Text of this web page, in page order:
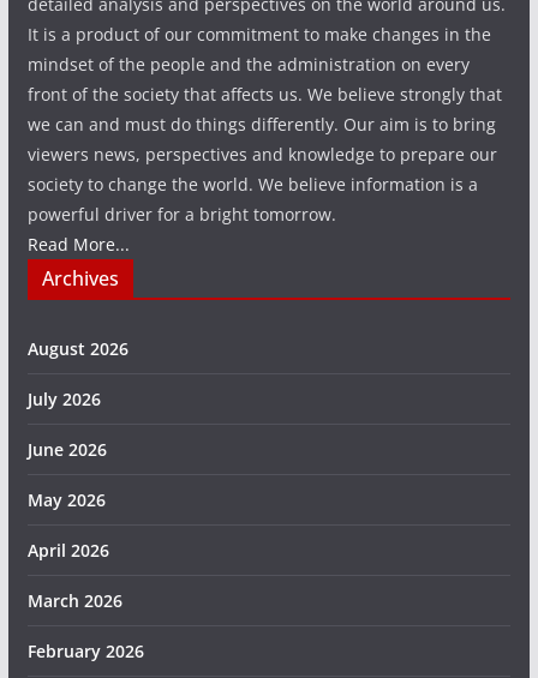
It is a product of our commitment to make changes in the
mindset of the people and the administration on every
front of the society that affects us. We believe strongly that
we can and must do things differently. Our aim is to bring
viewers news, perspectives and knowledge to prepare our
society to change the world. We believe information is a
powerful driver for a bright tomorrow.
Read More...
Archives
August 2026
July 2026
June 2026
May 2026
April 2026
March 2026
February 2026